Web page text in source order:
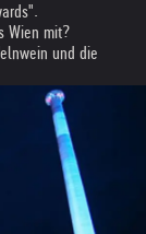
Wien mit?
und die